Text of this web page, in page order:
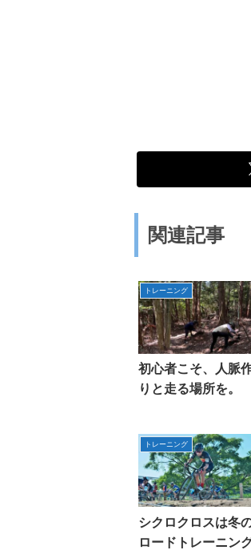
関連記事
トレーニング
初心者こそ、人脈
りと走る場所を。
トレーニング
シクロクロスは冬
ロードトレーニン